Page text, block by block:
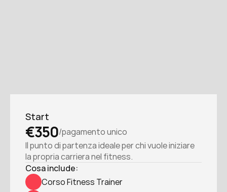
Start
€350/pagamento unico
Il punto di partenza ideale per chi vuole iniziare
la propria carriera nel fitness.
Cosa include:
Corso Fitness Trainer